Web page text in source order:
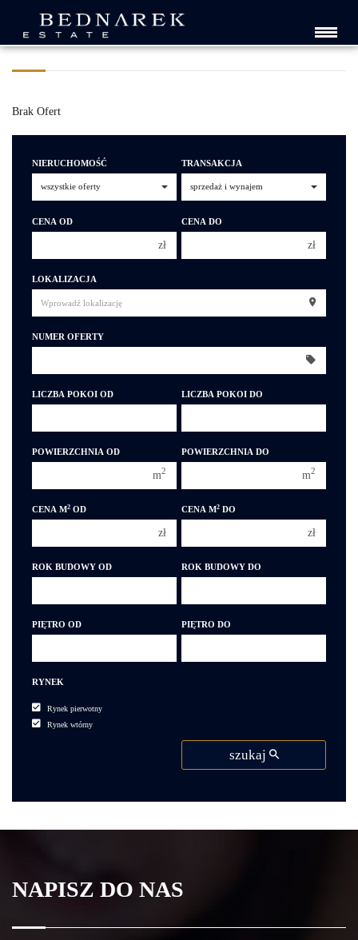
HALE
Brak Ofert
NIERUCHOMOŚĆ TRANSAKCJA
CENA OD
zł
250 000 zł
300 000 zł
400 000 zł
CENA DO
zł
250 000 zł
400 000 zł
LOKALIZACJA
NUMER OFERTY
LICZBA POKOI OD
3 pokoje
4 pokoje
6 pokoi
LICZBA POKOI DO
3 pokoje
4 pokoje
6 pokoi
POWIERZCHNIA OD
m2
POWIERZCHNIA DO
m2
CENA M2 OD
zł
CENA M2 DO
zł
ROK BUDOWY OD ROK BUDOWY DO
PIĘTRO OD PIĘTRO DO
RYNEK
Rynek pierwotny
Rynek wtórny
szukaj
NAPISZ DO NAS